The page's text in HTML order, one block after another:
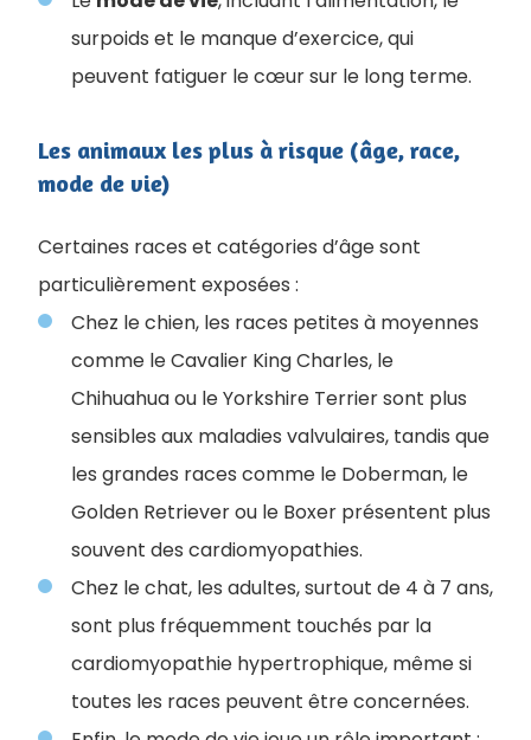
surpoids et le manque d’exercice, qui
peuvent fatiguer le cœur sur le long terme.
Les animaux les plus à risque (âge, race,
mode de vie)
Certaines races et catégories d’âge sont
particulièrement exposées :
Chez le chien, les races petites à moyennes
comme le Cavalier King Charles, le
Chihuahua ou le Yorkshire Terrier sont plus
sensibles aux maladies valvulaires, tandis que
les grandes races comme le Doberman, le
Golden Retriever ou le Boxer présentent plus
souvent des cardiomyopathies.
Chez le chat, les adultes, surtout de 4 à 7 ans,
sont plus fréquemment touchés par la
cardiomyopathie hypertrophique, même si
toutes les races peuvent être concernées.